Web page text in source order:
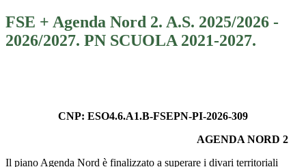
FSE + Agenda Nord 2. A.S. 2025/2026 -
2026/2027. PN SCUOLA 2021-2027.
CNP: ESO4.6.A1.B-FSEPN-PI-2026-309
AGENDA NORD 2
Il piano Agenda Nord è finalizzato a superare i divari territoriali